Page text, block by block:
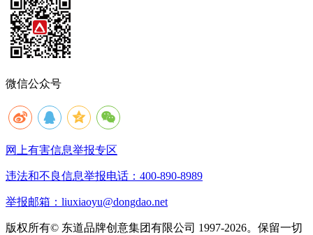
微信公众号
网上有害信息举报专区
违法和不良信息举报电话：400-890-8989
举报邮箱：liuxiaoyu@dongdao.net
版权所有© 东道品牌创意集团有限公司 1997-2026。保留一切